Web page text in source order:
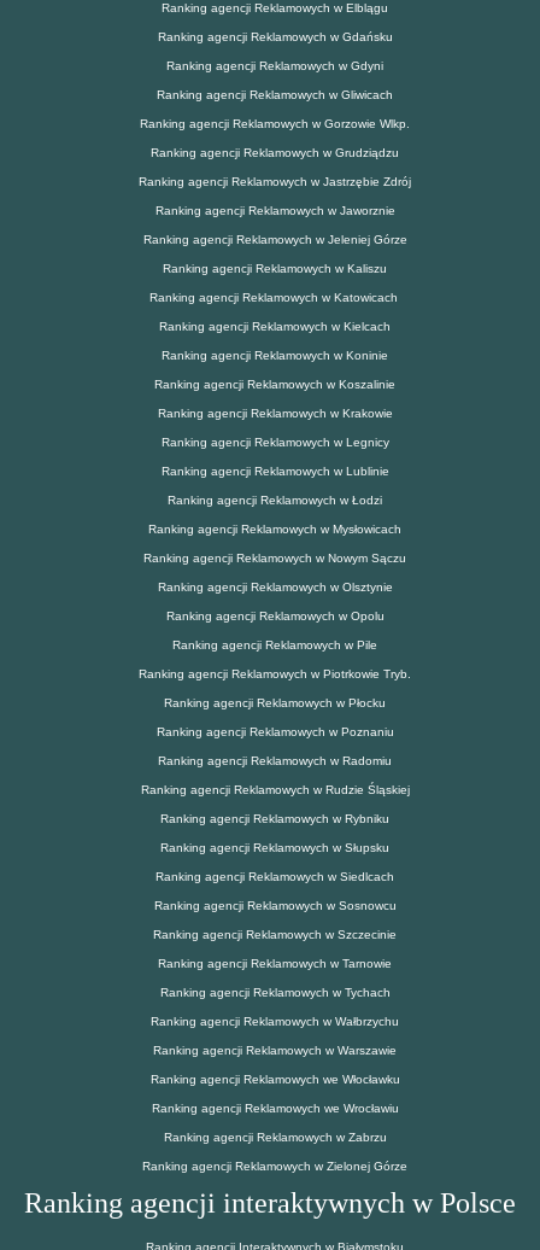
Ranking agencji Reklamowych w Elblągu
Ranking agencji Reklamowych w Gdańsku
Ranking agencji Reklamowych w Gdyni
Ranking agencji Reklamowych w Gliwicach
Ranking agencji Reklamowych w Gorzowie Wlkp.
Ranking agencji Reklamowych w Grudziądzu
Ranking agencji Reklamowych w Jastrzębie Zdrój
Ranking agencji Reklamowych w Jaworznie
Ranking agencji Reklamowych w Jeleniej Górze
Ranking agencji Reklamowych w Kaliszu
Ranking agencji Reklamowych w Katowicach
Ranking agencji Reklamowych w Kielcach
Ranking agencji Reklamowych w Koninie
Ranking agencji Reklamowych w Koszalinie
Ranking agencji Reklamowych w Krakowie
Ranking agencji Reklamowych w Legnicy
Ranking agencji Reklamowych w Lublinie
Ranking agencji Reklamowych w Łodzi
Ranking agencji Reklamowych w Mysłowicach
Ranking agencji Reklamowych w Nowym Sączu
Ranking agencji Reklamowych w Olsztynie
Ranking agencji Reklamowych w Opolu
Ranking agencji Reklamowych w Pile
Ranking agencji Reklamowych w Piotrkowie Tryb.
Ranking agencji Reklamowych w Płocku
Ranking agencji Reklamowych w Poznaniu
Ranking agencji Reklamowych w Radomiu
Ranking agencji Reklamowych w Rudzie Śląskiej
Ranking agencji Reklamowych w Rybniku
Ranking agencji Reklamowych w Słupsku
Ranking agencji Reklamowych w Siedlcach
Ranking agencji Reklamowych w Sosnowcu
Ranking agencji Reklamowych w Szczecinie
Ranking agencji Reklamowych w Tarnowie
Ranking agencji Reklamowych w Tychach
Ranking agencji Reklamowych w Wałbrzychu
Ranking agencji Reklamowych w Warszawie
Ranking agencji Reklamowych we Włocławku
Ranking agencji Reklamowych we Wrocławiu
Ranking agencji Reklamowych w Zabrzu
Ranking agencji Reklamowych w Zielonej Górze
Ranking agencji interaktywnych w Polsce
Ranking agencji Interaktywnych w Białymstoku